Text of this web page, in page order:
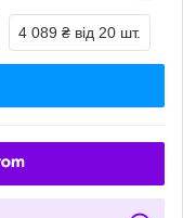
4 089 ₴ від 20 шт.